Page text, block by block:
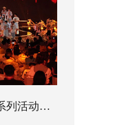
第38届大众电影百花奖系列活动开幕